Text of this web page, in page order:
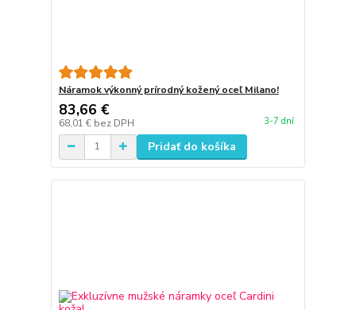
Náramok výkonný prírodný kožený oceľ Milano!
83,66 €
68,01 € bez DPH 3-7 dní
Pridať do košíka